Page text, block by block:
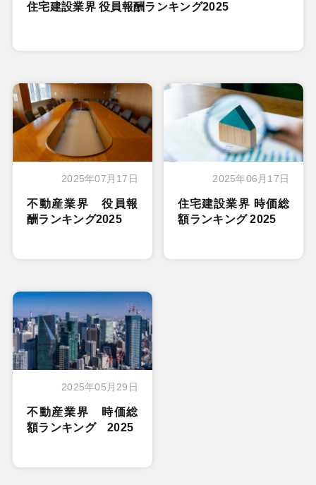
住宅建設業界 役員報酬ランキング2025
2025年07月17日
不動産業界 役員報
酬ランキング2025
2025年06月17日
住宅建設業界 時価総
額ランキング 2025
2025年05月29日
不動産業界 時価総
額ランキング 2025